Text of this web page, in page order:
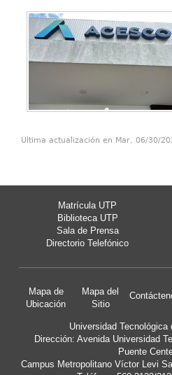
Última actualización en Mar, 06/30/
Matrícula UTP
Biblioteca UTP
Sala de Prensa
Directorio Telefónico
Mapa de
Ubicación
Mapa del
Sitio
Universidad Tecnológica
Dirección: Avenida Universidad
Puente
Campus Metropolitano Víctor Levi